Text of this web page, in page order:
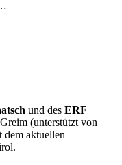
und des ERF
(unterstützt von
dem aktuellen